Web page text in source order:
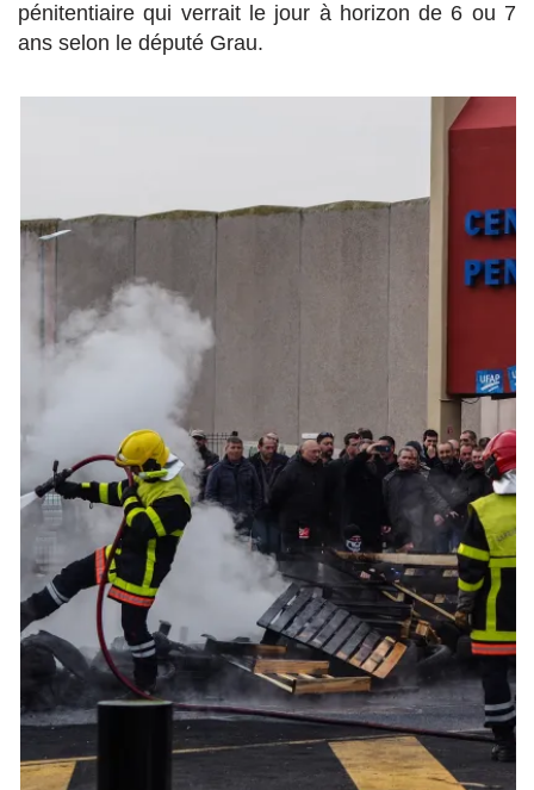
pénitentiaire qui verrait le jour à horizon de 6 ou 7
ans selon le député Grau.